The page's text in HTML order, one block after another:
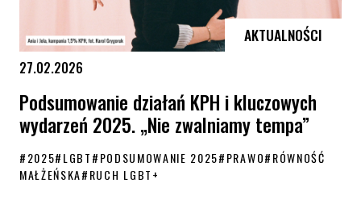
AKTUALNOŚCI
27.02.2026
Podsumowanie działań KPH i kluczowych
wydarzeń 2025. „Nie zwalniamy tempa”
#2025#LGBT#PODSUMOWANIE 2025#PRAWO#RÓWNOŚĆ
MAŁŻEŃSKA#RUCH LGBT+